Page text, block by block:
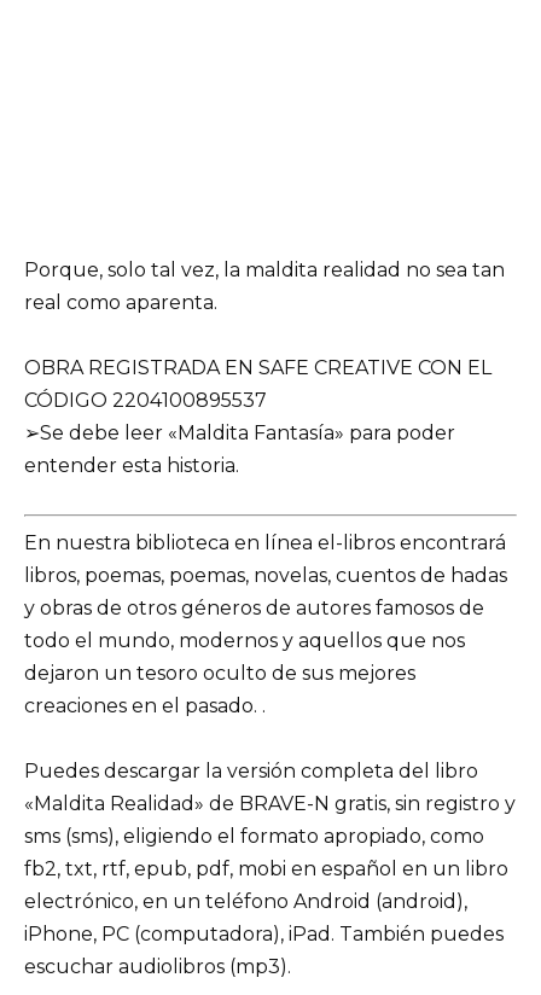
Porque, solo tal vez, la maldita realidad no sea tan
real como aparenta.
OBRA REGISTRADA EN SAFE CREATIVE CON EL
CÓDIGO 2204100895537
➢Se debe leer «Maldita Fantasía» para poder
entender esta historia.
En nuestra biblioteca en línea el-libros encontrará
libros, poemas, poemas, novelas, cuentos de hadas
y obras de otros géneros de autores famosos de
todo el mundo, modernos y aquellos que nos
dejaron un tesoro oculto de sus mejores
creaciones en el pasado. .
Puedes descargar la versión completa del libro
«Maldita Realidad» de BRAVE-N gratis, sin registro y
sms (sms), eligiendo el formato apropiado, como
fb2, txt, rtf, epub, pdf, mobi en español en un libro
electrónico, en un teléfono Android (android),
iPhone, PC (computadora), iPad. También puedes
escuchar audiolibros (mp3).